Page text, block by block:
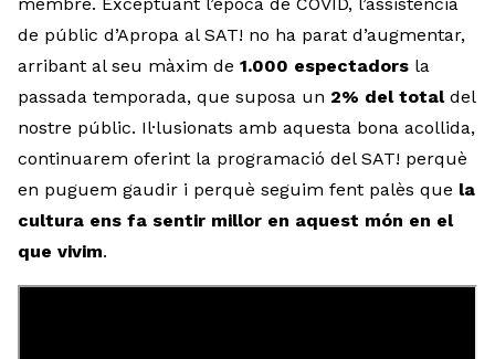
de públic d’Apropa al SAT! no ha parat d’augmentar,
arribant al seu màxim de 1.000 espectadors la
passada temporada, que suposa un 2% del totaldel
nostre públic. Il·lusionats amb aquesta bona acollida,
continuarem oferint la programació del SAT! perquè
en puguem gaudir i perquè seguim fent palès que la
cultura ens fa sentir millor en aquest món en el
que vivim.